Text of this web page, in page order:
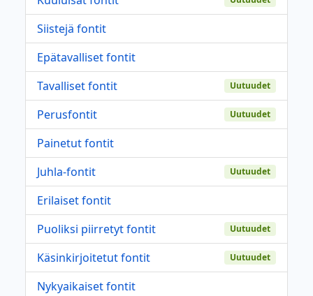
Siistejä fontit
Epätavalliset fontit
Tavalliset fontit
Uutuudet
Perusfontit Uutuudet
Painetut fontit
Juhla-fontit
Uutuudet
Erilaiset fontit
Puoliksi piirretyt fontit
Uutuudet
Käsinkirjoitetut fontit Uutuudet
Nykyaikaiset fontit